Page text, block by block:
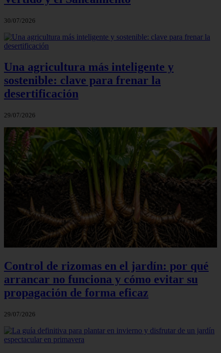
30/07/2026
Una agricultura más inteligente y
sostenible: clave para frenar la
desertificación
29/07/2026
Control de rizomas en el jardín: por qué
arrancar no funciona y cómo evitar su
propagación de forma eficaz
29/07/2026